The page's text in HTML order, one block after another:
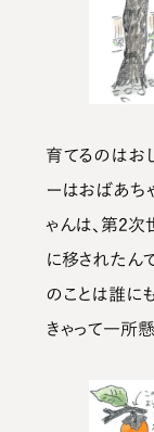
育てるのはお
ーはおばあち
ゃんは、第2次
に移されたん
のことは誰に
きゃって一所